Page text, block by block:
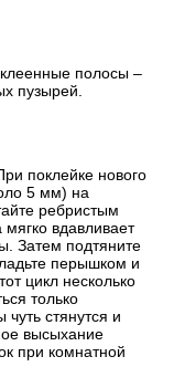
полосы –
пузырей.
поклейке нового
5 мм) на
ребристым
вдавливает
Затем подтяните
перышком и
цикл несколько
только
стянутся и
высыхание
при комнатной